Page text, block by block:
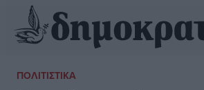
ΠΟΛΙΤΙΣΤΙΚΆ